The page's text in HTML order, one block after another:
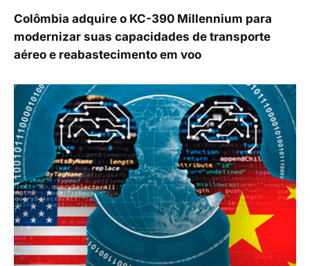
Colômbia adquire o KC-390 Millennium para
modernizar suas capacidades de transporte
aéreo e reabastecimento em voo